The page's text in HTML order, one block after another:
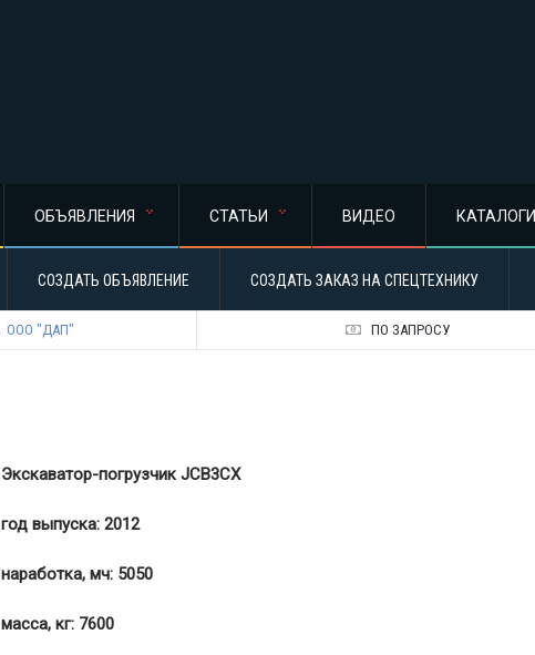
ОБЪЯВЛЕНИЯ СТАТЬИ ВИДЕО КАТАЛОГИ
СОЗДАТЬ ОБЪЯВЛЕНИЕ СОЗДАТЬ ЗАКАЗ НА СПЕЦТЕХНИКУ
ООО "ДАП" ПО ЗАПРОСУ
Экскаватор-погрузчикJCB3CX
год выпуска: 2012
наработка, мч: 5050
масса, кг: 7600